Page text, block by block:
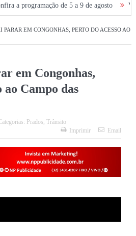
de 5 a 9 de agosto Voos entre
PARAR EM CONGONHAS, PERTO DO ACESSO AO
em Congonhas,
ao Campo das
Prados, Trânsito
Imprimir
Email